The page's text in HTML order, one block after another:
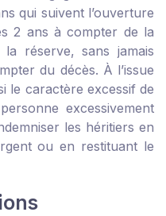
qui suivent l’ouverture
2 ans à compter de la
la réserve, sans jamais
du décès. À l’issue
le caractère excessif de
excessivement
les héritiers en
ou en restituant le